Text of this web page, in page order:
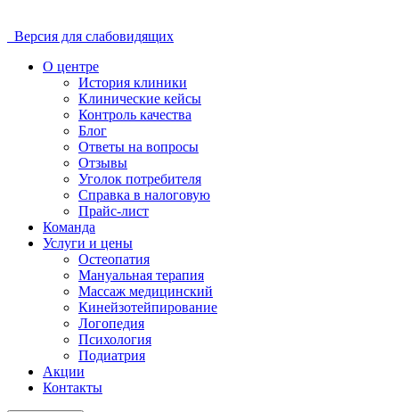
Версия для слабовидящих
О центре
История клиники
Клинические кейсы
Контроль качества
Блог
Ответы на вопросы
Отзывы
Уголок потребителя
Справка в налоговую
Прайс-лист
Команда
Услуги и цены
Остеопатия
Мануальная терапия
Массаж медицинский
Кинейзотейпирование
Логопедия
Психология
Подиатрия
Акции
Контакты